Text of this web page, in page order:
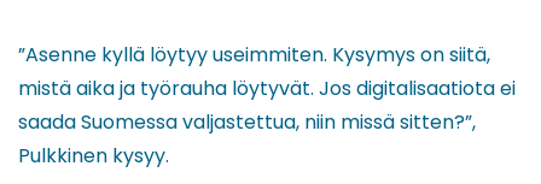
”Asenne kyllä löytyy useimmiten. Kysymys on siitä,
mistä aika ja työrauha löytyvät. Jos digitalisaatiota ei
saada Suomessa valjastettua, niin missä sitten?”,
Pulkkinen kysyy.